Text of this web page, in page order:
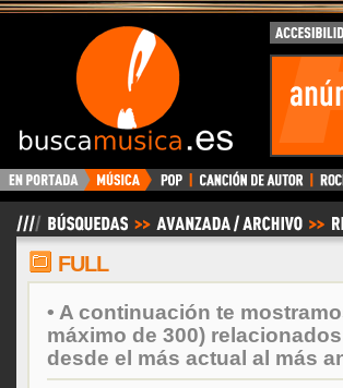
BuscaMusica.es
FULL
• A continuación te
máximo de 300)
desde el más actual al más